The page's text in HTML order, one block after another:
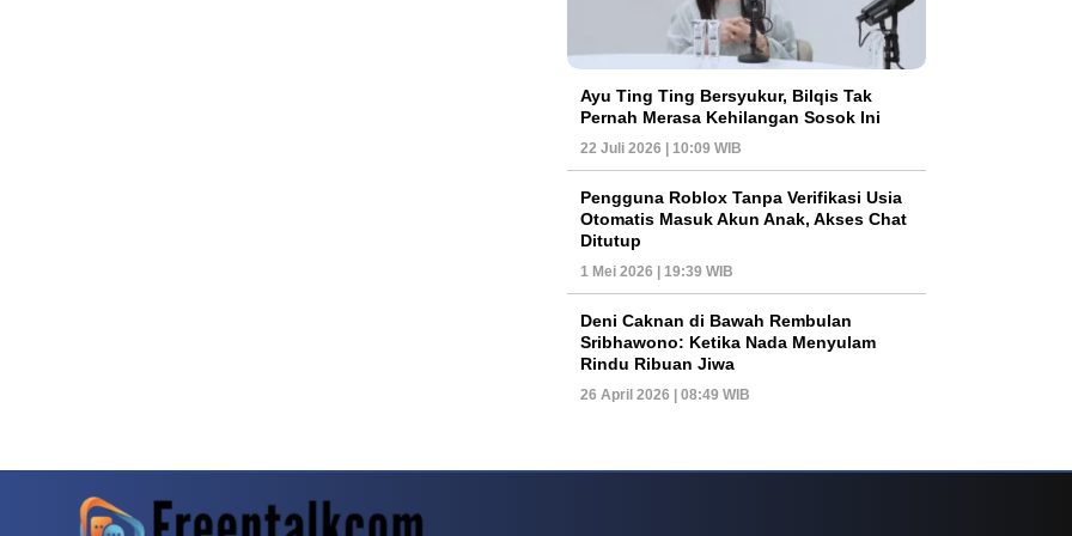
Ayu Ting Ting Bersyukur, Bilqis Tak
Pernah Merasa Kehilangan Sosok Ini
22 Juli 2026 | 10:09 WIB
Pengguna Roblox Tanpa Verifikasi Usia
Otomatis Masuk Akun Anak, Akses Chat
Ditutup
1 Mei 2026 | 19:39 WIB
Deni Caknan di Bawah Rembulan
Sribhawono: Ketika Nada Menyulam
Rindu Ribuan Jiwa
26 April 2026 | 08:49 WIB